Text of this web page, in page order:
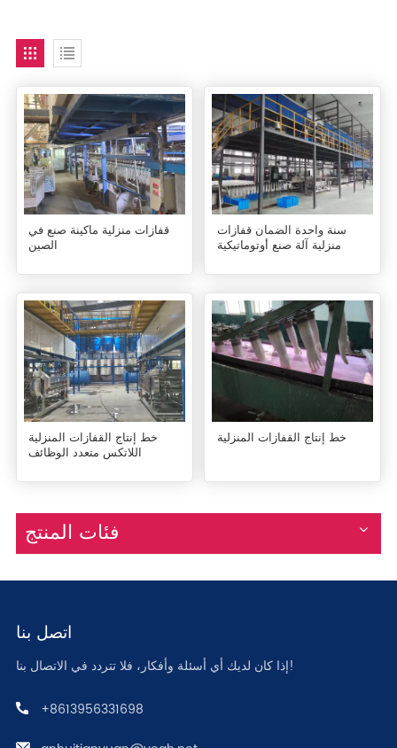
قفازات منزلية ماكينة صنع في
الصين
سنة واحدة الضمان قفازات
منزلية آلة صنع أوتوماتيكية
خط إنتاج القفازات المنزلية
اللاتكس متعدد الوظائف
خط إنتاج القفازات المنزلية
فئات المنتج
اتصل بنا
إذا كان لديك أي أسئلة وأفكار، فلا تتردد في الاتصال بنا!
+8613956331698